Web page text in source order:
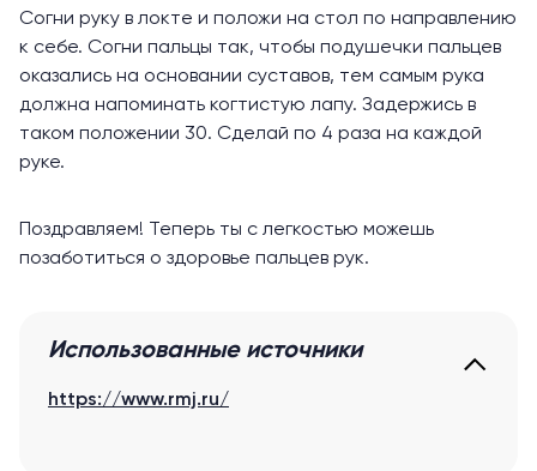
Согни руку в локте и положи на стол по направлению
к себе. Согни пальцы так, чтобы подушечки пальцев
оказались на основании суставов, тем самым рука
должна напоминать когтистую лапу. Задержись в
таком положении 30. Сделай по 4 раза на каждой
руке.
Поздравляем! Теперь ты с легкостью можешь
позаботиться о здоровье пальцев рук.
Использованные источники
https://www.rmj.ru/